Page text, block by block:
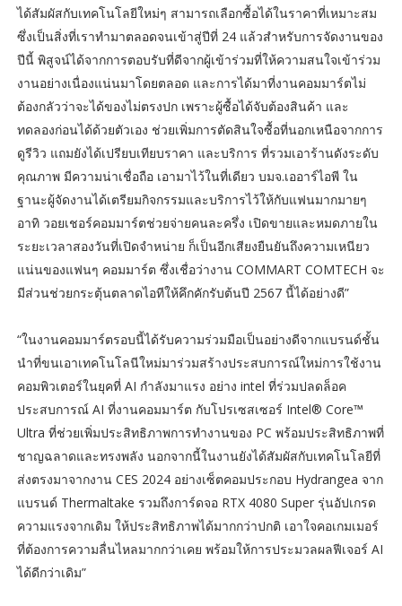
ได้สัมผัสกับเทคโนโลยีใหม่ๆ สามารถเลือกซื้อได้ในราคาที่เหมาะสม
ซึ่งเป็นสิ่งที่เราทำมาตลอดจนเข้าสู่ปีที่ 24 แล้วสำหรับการจัดงานของ
ปีนี้ พิสูจน์ได้จากการตอบรับที่ดีจากผู้เข้าร่วมที่ให้ความสนใจเข้าร่วม
งานอย่างเนื่องแน่นมาโดยตลอด และการได้มาที่งานคอมมาร์ตไม่
ต้องกลัวว่าจะได้ของไม่ตรงปก เพราะผู้ซื้อได้จับต้องสินค้า และ
ทดลองก่อนได้ด้วยตัวเอง ช่วยเพิ่มการตัดสินใจซื้อที่นอกเหนือจากการ
ดูรีวิว แถมยังได้เปรียบเทียบราคา และบริการ ที่รวมเอาร้านดังระดับ
คุณภาพ มีความน่าเชื่อถือ เอามาไว้ในที่เดียว บมจ.เออาร์ไอพี ใน
ฐานะผู้จัดงานได้เตรียมกิจกรรมและบริการไว้ให้กับแฟนมากมายๆ
อาทิ วอยเชอร์คอมมาร์ตช่วยจ่ายคนละครึ่ง เปิดขายและหมดภายใน
ระยะเวลาสองวันที่เปิดจำหน่าย ก็เป็นอีกเสียงยืนยันถึงความเหนียว
แน่นของแฟนๆ คอมมาร์ต ซึ่งเชื่อว่างาน COMMART COMTECH จะ
มีส่วนช่วยกระตุ้นตลาดไอทีให้คึกคักรับต้นปี 2567 นี้ได้อย่างดี”
“ในงานคอมมาร์ตรอบนี้ได้รับความร่วมมือเป็นอย่างดีจากแบรนด์ชั้น
นำที่ขนเอาเทคโนโลนีใหม่มาร่วมสร้างประสบการณ์ใหม่การใช้งาน
คอมพิวเตอร์ในยุคที่ AI กำลังมาแรง อย่าง intel ที่ร่วมปลดล็อค
ประสบการณ์ AI ที่งานคอมมาร์ต กับโปรเซสเซอร์ Intel® Core™
Ultra ที่ช่วยเพิ่มประสิทธิภาพการทำงานของ PC พร้อมประสิทธิภาพที่
ชาญฉลาดและทรงพลัง นอกจากนี้ในงานยังได้สัมผัสกับเทคโนโลยีที่
ส่งตรงมาจากงาน CES 2024 อย่างเซ็ตคอมประกอบ Hydrangea จาก
แบรนด์ Thermaltake รวมถึงการ์ดจอ RTX 4080 Super รุ่นอัปเกรด
ความแรงจากเดิม ให้ประสิทธิภาพได้มากกว่าปกติ เอาใจคอเกมเมอร์
ที่ต้องการความลื่นไหลมากกว่าเคย พร้อมให้การประมวลผลฟีเจอร์ AI
ได้ดีกว่าเดิม”